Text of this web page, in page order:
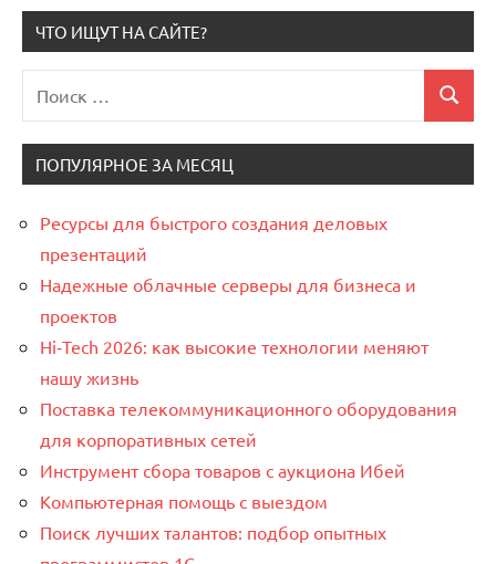
записей
ЧТО ИЩУТ НА САЙТЕ?
для:
Поиск
ПОПУЛЯРНОЕ ЗА МЕСЯЦ
Ресурсы для быстрого создания деловых
презентаций
Надежные облачные серверы для бизнеса и
проектов
Hi‑Tech 2026: как высокие технологии меняют
нашу жизнь
Поставка телекоммуникационного оборудования
для корпоративных сетей
Инструмент сбора товаров с аукциона Ибей
Компьютерная помощь с выездом
Поиск лучших талантов: подбор опытных